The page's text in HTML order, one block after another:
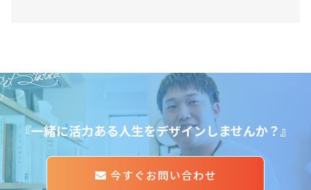
Started
『一緒に活力ある人生をデザインしませんか？』
今すぐお問い合わせ